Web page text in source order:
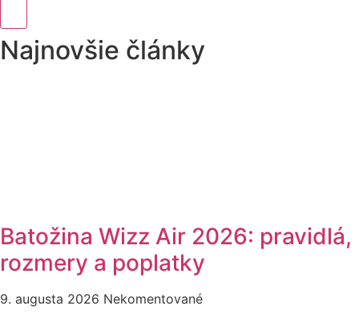
Najnovšie články
Batožina Wizz Air 2026: pravidlá,
rozmery a poplatky
9. augusta 2026 Nekomentované